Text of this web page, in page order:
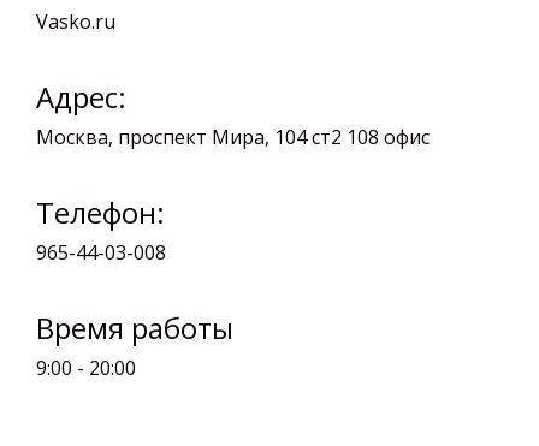
Vasko.ru
Адрес:
Москва, проспект Мира, 104 ст2 108 офис
Телефон:
965-44-03-008
Время работы
9:00 - 20:00